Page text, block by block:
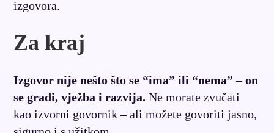
izgovora.
Za kraj
Izgovor nije nešto što se “ima” ili “nema” – on
se gradi, vježba i razvija. Ne morate zvučati
kao izvorni govornik – ali možete govoriti jasno,